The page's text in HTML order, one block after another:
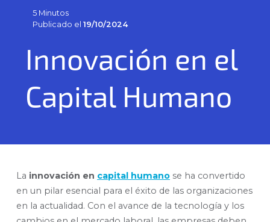
5 Minutos
Publicado el 19/10/2024
Innovación en el
Capital Humano
La innovación en capital humano se ha convertido
en un pilar esencial para el éxito de las organizaciones
en la actualidad. Con el avance de la tecnología y los